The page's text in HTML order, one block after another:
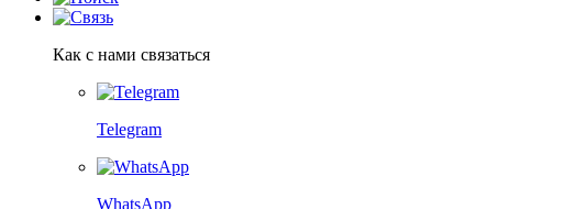
Как с нами связаться
Telegram
WhatsApp